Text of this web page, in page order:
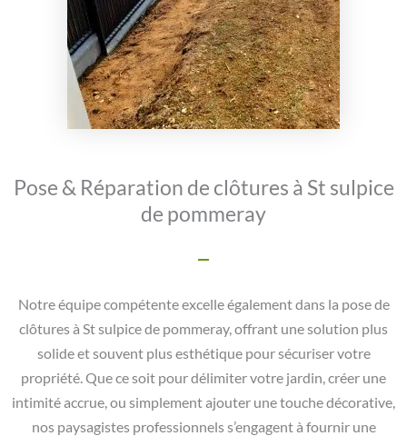
Pose & Réparation de clôtures à St sulpice
de pommeray
Notre équipe compétente excelle également dans la pose de
clôtures à St sulpice de pommeray, offrant une solution plus
solide et souvent plus esthétique pour sécuriser votre
propriété. Que ce soit pour délimiter votre jardin, créer une
intimité accrue, ou simplement ajouter une touche décorative,
nos paysagistes professionnels s’engagent à fournir une